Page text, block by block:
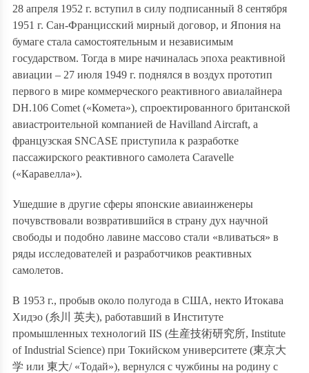
28 апреля 1952 г. вступил в силу подписанный 8 сентября
1951 г. Сан-Францисский мирный договор, и Япония на
бумаге стала самостоятельным и независимым
государством. Тогда в мире начиналась эпоха реактивной
авиации – 27 июля 1949 г. поднялся в воздух прототип
первого в мире коммерческого реактивного авиалайнера
DH.106 Comet («Комета»), спроектированного британской
авиастроительной компанией de Havilland Aircraft, а
французская SNCASE приступила к разработке
пассажирского реактивного самолета Caravelle
(«Каравелла»).
Ушедшие в другие сферы японские авиаинженеры
почувствовали возвратившийся в страну дух научной
свободы и подобно лавине массово стали «вливаться» в
ряды исследователей и разработчиков реактивных
самолетов.
В 1953 г., пробыв около полугода в США, некто Итокава
Хидэо (糸川 英夫), работавший в Институте
промышленных технологий IIS (生産技術研究所, Institute
of Industrial Science) при Токийском университете (東京大
学 или 東大/ «Тодай»), вернулся с чужбины на родину с